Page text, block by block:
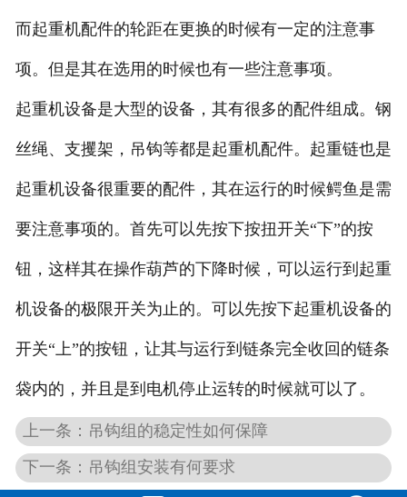
联系我们
而起重机配件的轮距在更换的时候有一定的注意事
项。但是其在选用的时候也有一些注意事项。
起重机设备是大型的设备，其有很多的配件组成。钢
丝绳、支攫架，吊钩等都是起重机配件。起重链也是
起重机设备很重要的配件，其在运行的时候鳄鱼是需
要注意事项的。首先可以先按下按扭开关“下”的按
钮，这样其在操作葫芦的下降时候，可以运行到起重
机设备的极限开关为止的。可以先按下起重机设备的
开关“上”的按钮，让其与运行到链条完全收回的链条
袋内的，并且是到电机停止运转的时候就可以了。
上一条：吊钩组的稳定性如何保障
下一条：吊钩组安装有何要求